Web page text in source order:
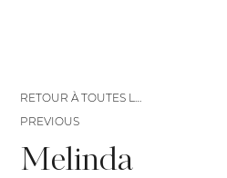
Melinda
RETOUR À TOUTES LES ROBES
PREVIOUS